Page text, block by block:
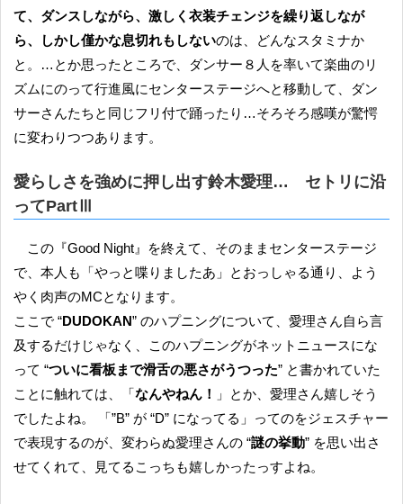
て、ダンスしながら、激しく衣装チェンジを繰り返しなが
ら、しかし僅かな息切れもしないのは、どんなスタミナか
と。…とか思ったところで、ダンサー８人を率いて楽曲のリ
ズムにのって行進風にセンターステージへと移動して、ダン
サーさんたちと同じフリ付で踊ったり…そろそろ感嘆が驚愕
に変わりつつあります。
愛らしさを強めに押し出す鈴木愛理… セトリに沿
ってPartⅢ
この『Good Night』を終えて、そのままセンターステージ
で、本人も「やっと喋りましたあ」とおっしゃる通り、よう
やく肉声のMCとなります。
ここで “DUDOKAN” のハプニングについて、愛理さん自ら言
及するだけじゃなく、このハプニングがネットニュースにな
って “ついに看板まで滑舌の悪さがうつった” と書かれていた
ことに触れては、「なんやねん！
」とか、愛理さん嬉しそう
でしたよね。 「”B” が “D” になってる」ってのをジェスチャー
で表現するのが、変わらぬ愛理さんの “謎の挙動” を思い出さ
せてくれて、見てるこっちも嬉しかったっすよね。